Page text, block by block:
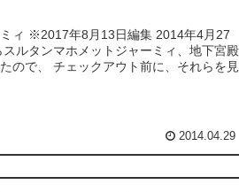
年8月13日編集 2014年4月27
ので、 チェックアウト前に、それらを見
2014.04.29